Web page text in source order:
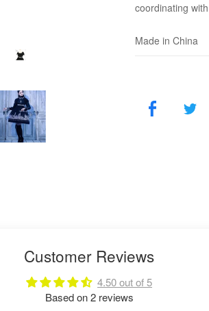
coordinating
Made in China
Customer Reviews
4.50 out of 5
Based on 2 reviews